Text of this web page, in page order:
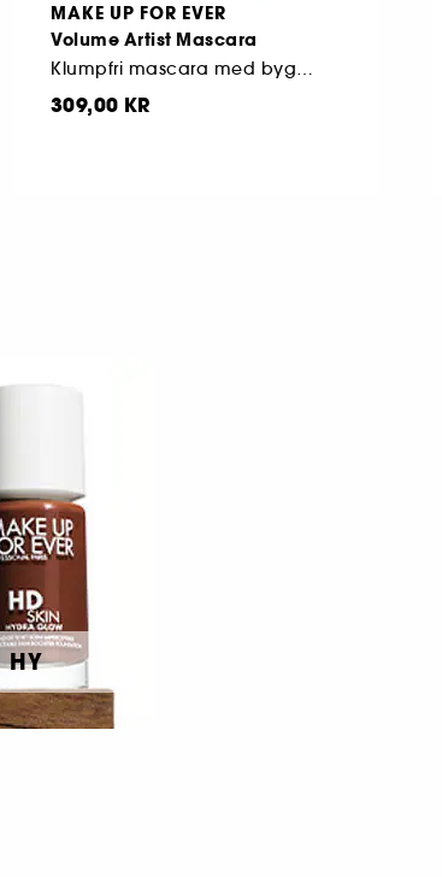
MAKE UP FOR EVER
Volume Artist Mascara
Klumpfri mascara med byggbar volym
309,00 KR
HY